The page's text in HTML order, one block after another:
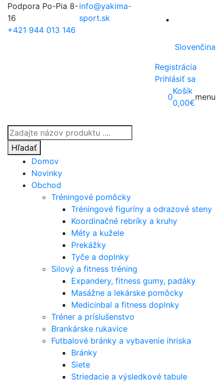
Podpora Po-Pia 8-
16
+421 944 013 146
info@yakima-
sport.sk
Slovenčina
Registrácia
Prihlásiť sa
Products
search
Hľadať
0
Košík
0,00€
menu
Domov
Novinky
Obchod
Tréningové pomôcky
Tréningové figuríny a odrazové steny
Koordinačné rebríky a kruhy
Méty a kužele
Prekážky
Tyče a doplnky
Silový a fitness tréning
Expandery, fitness gumy, padáky
Masážne a lekárske pomôcky
Medicinbal a fitness doplnky
Tréner a príslušenstvo
Brankárske rukavice
Futbalové bránky a vybavenie ihriska
Bránky
Siete
Striedacie a výsledkové tabule